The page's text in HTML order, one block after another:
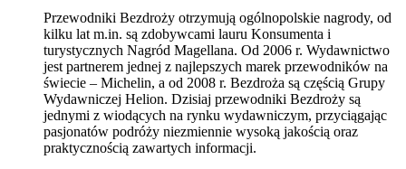
Przewodniki Bezdroży otrzymują ogólnopolskie nagrody, od
kilku lat m.in. są zdobywcami lauru Konsumenta i
turystycznych Nagród Magellana. Od 2006 r. Wydawnictwo
jest partnerem jednej z najlepszych marek przewodników na
świecie – Michelin, a od 2008 r. Bezdroża są częścią Grupy
Wydawniczej Helion. Dzisiaj przewodniki Bezdroży są
jednymi z wiodących na rynku wydawniczym, przyciągając
pasjonatów podróży niezmiennie wysoką jakością oraz
praktycznością zawartych informacji.